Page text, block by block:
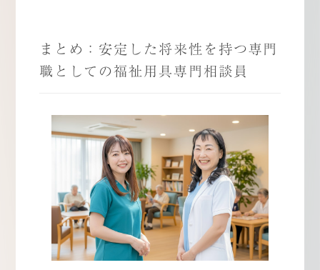
まとめ：安定した将来性を持つ専門
職としての福祉用具専門相談員